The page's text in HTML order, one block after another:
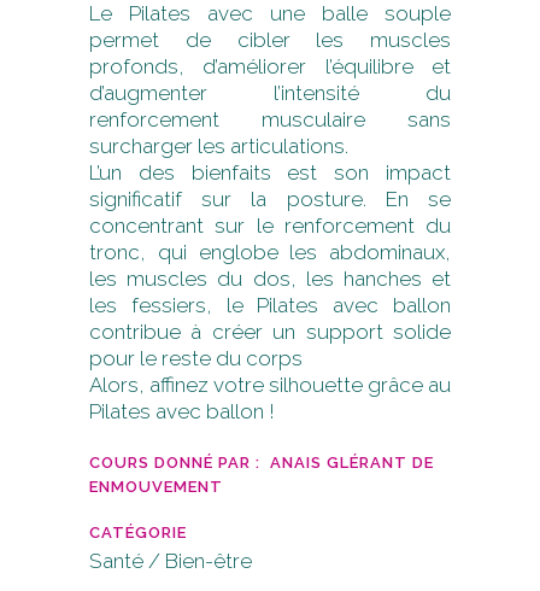
Le Pilates avec une balle souple
permet de cibler les muscles
profonds, d’améliorer l’équilibre et
d’augmenter l’intensité du
renforcement musculaire sans
surcharger les articulations.
L’un des bienfaits est son impact
significatif sur la posture. En se
concentrant sur le renforcement du
tronc, qui englobe les abdominaux,
les muscles du dos, les hanches et
les fessiers, le Pilates avec ballon
contribue à créer un support solide
pour le reste du corps
Alors, affinez votre silhouette grâce au
Pilates avec ballon !
COURS DONNÉ PAR : ANAIS GLÉRANT DE
ENMOUVEMENT
CATÉGORIE
Santé / Bien-être